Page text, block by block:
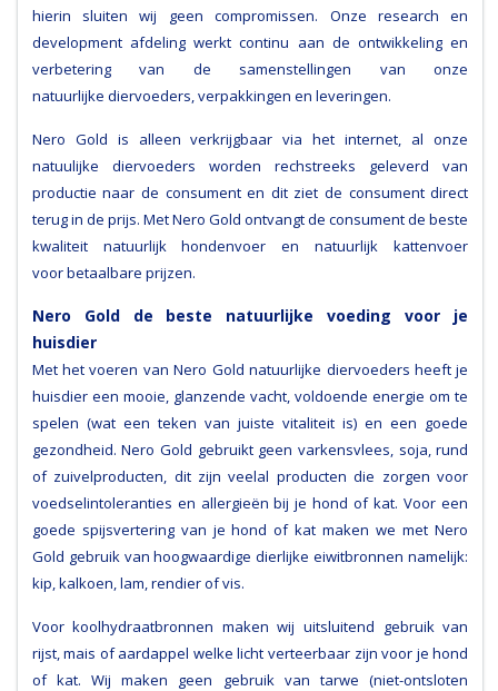
hierin sluiten wij geen compromissen. Onze research en
development afdeling werkt continu aan de ontwikkeling en
verbetering van de samenstellingen van onze
natuurlijke diervoeders, verpakkingen en leveringen.
Nero Gold is alleen verkrijgbaar via het internet, al onze
natuulijke diervoeders worden rechstreeks geleverd van
productie naar de consument en dit ziet de consument direct
terug in de prijs. Met Nero Gold ontvangt de consument de beste
kwaliteit natuurlijk hondenvoer en natuurlijk kattenvoer
voor betaalbare prijzen.
Nero Gold de beste natuurlijke voeding voor je
huisdier
Met het voeren van Nero Gold natuurlijke diervoeders heeft je
huisdier een mooie, glanzende vacht, voldoende energie om te
spelen (wat een teken van juiste vitaliteit is) en een goede
gezondheid. Nero Gold gebruikt geen varkensvlees, soja, rund
of zuivelproducten, dit zijn veelal producten die zorgen voor
voedselintoleranties en allergieën bij je hond of kat. Voor een
goede spijsvertering van je hond of kat maken we met Nero
Gold gebruik van hoogwaardige dierlijke eiwitbronnen namelijk:
kip, kalkoen, lam, rendier of vis.
Voor koolhydraatbronnen maken wij uitsluitend gebruik van
rijst, mais of aardappel welke licht verteerbaar zijn voor je hond
of kat. Wij maken geen gebruik van tarwe (niet-ontsloten